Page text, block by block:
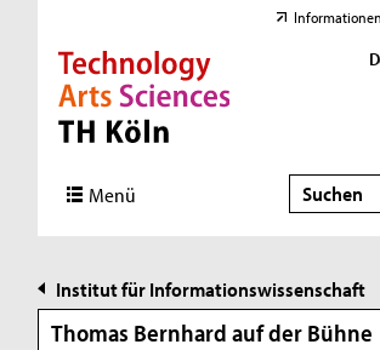
Direkt zur Hauptnavigation
Direkt zur Subnavigation
Direkt zum Inhalt
Direkt zum Fußbereich
Menü Suche
Suche
Institut für Informationswissenschaft
Thomas Bernhard auf der Bühne